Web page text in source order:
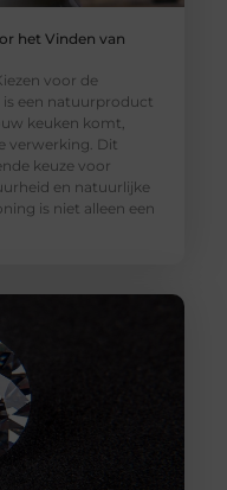
het Vinden van
voor de
een natuurproduct
keuken komt,
verwerking. Dit
keuze voor
en natuurlijke
is niet alleen een